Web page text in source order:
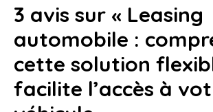
3 avis sur « Leasing
automobile :
cette solution
facilite l’accès à